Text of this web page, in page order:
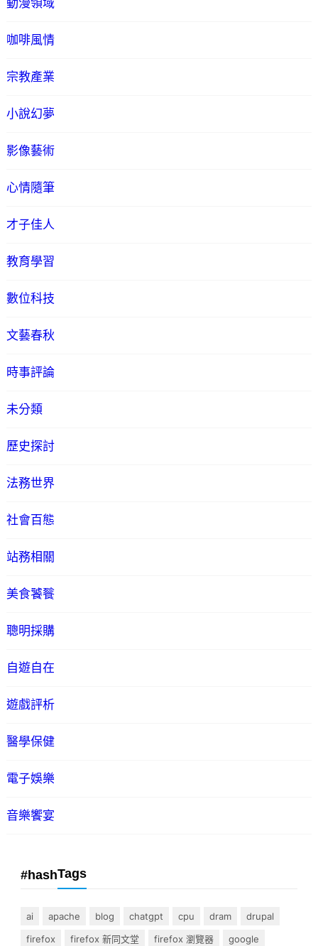
動漫領域
咖啡風情
宗教產業
小說幻夢
影像藝術
心情隨筆
才子佳人
教育學習
數位科技
文藝春秋
時事評論
未分類
歷史探討
法務世界
社會百態
站務相關
美食饕餮
聰明採購
自遊自在
遊戲評析
醫學保健
電子娛樂
音樂饗宴
#hashTags
ai apache blog chatgpt cpu dram
drupal
firefox
firefox 新同文堂 firefox 瀏覽器
google